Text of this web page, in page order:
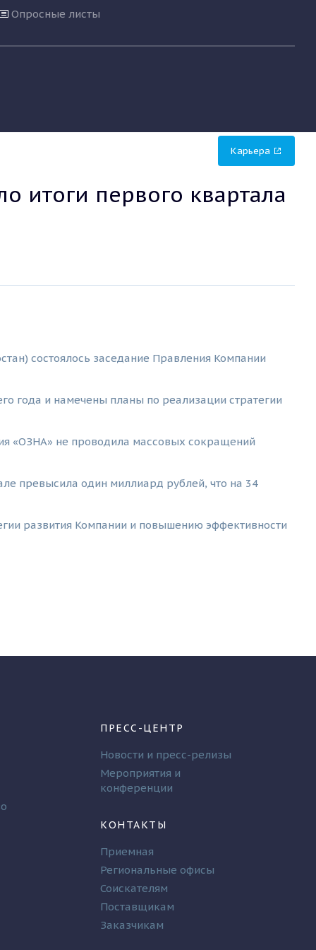
Опросные листы
Карьера
итоги первого квартала
состоялось заседание Правления Компании
года и намечены планы по реализации стратегии
«ОЗНА» не проводила массовых сокращений
превысила один миллиард рублей, что на 34
развития Компании и повышению эффективности
ПРЕСС-ЦЕНТР
Новости и пресс-релизы
Мероприятия и
конференции
КОНТАКТЫ
Приемная
Региональные офисы
Соискателям
Поставщикам
Заказчикам